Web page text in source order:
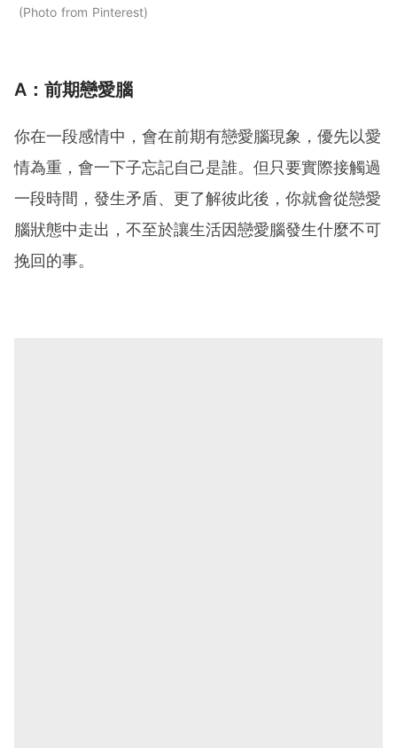
Photo from Pinterest
A：前期戀愛腦
你在一段感情中，會在前期有戀愛腦現象，優先以愛
情為重，會一下子忘記自己是誰。但只要實際接觸過
一段時間，發生矛盾、更了解彼此後，你就會從戀愛
腦狀態中走出，不至於讓生活因戀愛腦發生什麼不可
挽回的事。